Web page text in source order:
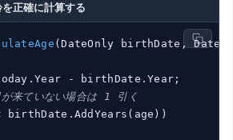
正確に計算する
(DateOnly birthDate,
- birthDate.Year;
来ていない場合は 1 引く
birthDate.AddYears(age))